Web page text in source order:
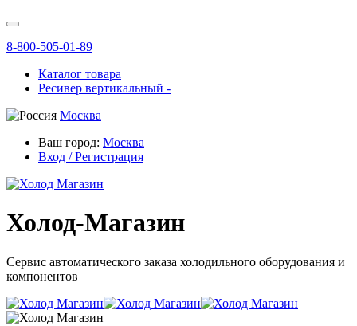
8-800-505-01-89
Каталог товара
Ресивер вертикальный -
Москва
Ваш город: Москва
Вход / Регистрация
Холод-Магазин
Сервис автоматического заказа холодильного оборудования и
компонентов